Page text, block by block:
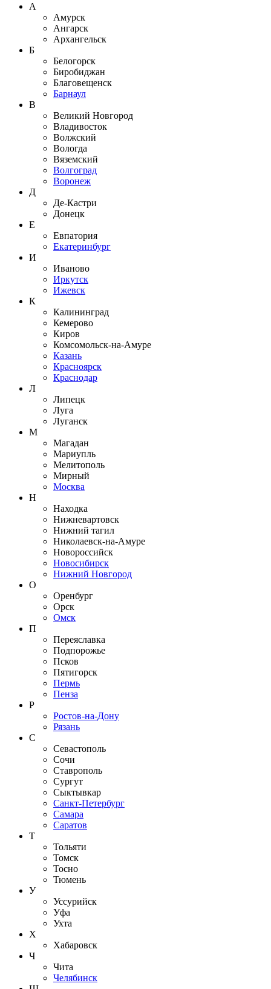
А
Амурск
Ангарск
Архангельск
Б
Белогорск
Биробиджан
Благовещенск
Барнаул
В
Великий Новгород
Владивосток
Волжский
Вологда
Вяземский
Волгоград
Воронеж
Д
Де-Кастри
Донецк
Е
Евпатория
Екатеринбург
И
Иваново
Иркутск
Ижевск
К
Калининград
Кемерово
Киров
Комсомольск-на-Амуре
Казань
Красноярск
Краснодар
Л
Липецк
Луга
Луганск
М
Магадан
Мариупль
Мелитополь
Мирный
Москва
Н
Находка
Нижневартовск
Нижний тагил
Николаевск-на-Амуре
Новороссийск
Новосибирск
Нижний Новгород
О
Оренбург
Орск
Омск
П
Переяславка
Подпорожье
Псков
Пятигорск
Пермь
Пенза
Р
Ростов-на-Дону
Рязань
С
Севастополь
Сочи
Ставрополь
Сургут
Сыктывкар
Санкт-Петербург
Самара
Саратов
Т
Тольяти
Томск
Тосно
Тюмень
У
Уссурийск
Уфа
Ухта
Х
Хабаровск
Ч
Чита
Челябинск